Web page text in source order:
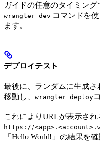
ガイドの任意のタイミン
wrangler dev コマンドを
ます。
デプロイテスト
最後に、ランダムに生成
移動し、 wrangler deploy
これによりURLが表示さ
https://
「Hello World!」の結果を確